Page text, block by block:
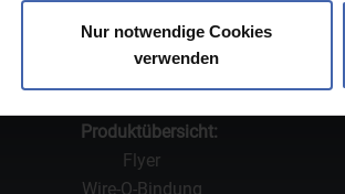
Nur notwendige Cookies
verwenden
Produktübersicht:
Flyer
Wire-O-Bindung